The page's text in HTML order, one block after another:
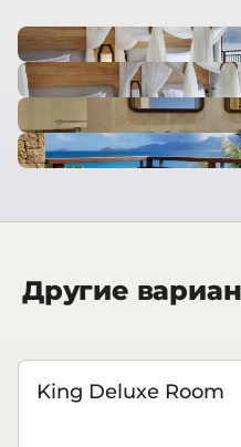
Другие
King Deluxe Room